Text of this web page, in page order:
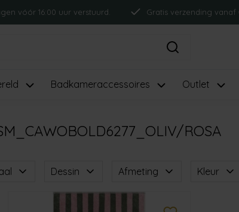
vóór 16:00 uur verstuurd. Gratis verzending vanaf
Badkameraccessoires Outlet
ROSA
Dessin Afmeting Kleur